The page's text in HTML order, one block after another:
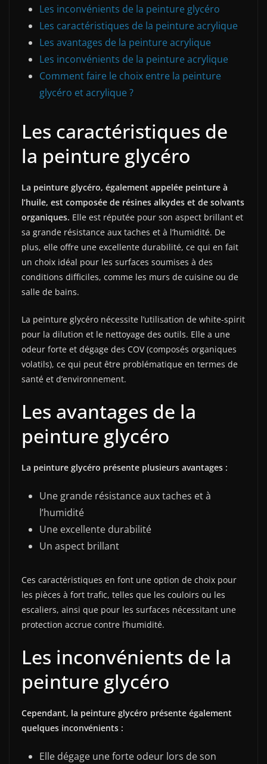
Les inconvénients de la peinture glycéro
Les caractéristiques de la peinture acrylique
Les avantages de la peinture acrylique
Les inconvénients de la peinture acrylique
Comment faire le choix entre la peinture
glycéro et acrylique ?
Les caractéristiques de
la peinture glycéro
La peinture glycéro, également appelée peinture à
l’huile, est composée de résines alkydes et de solvants
organiques. Elle est réputée pour son aspect brillant et
sa grande résistance aux taches et à l’humidité. De
plus, elle offre une excellente durabilité, ce qui en fait
un choix idéal pour les surfaces soumises à des
conditions difficiles, comme les murs de cuisine ou de
salle de bains.
La peinture glycéro nécessite l’utilisation de white-spirit
pour la dilution et le nettoyage des outils. Elle a une
odeur forte et dégage des COV (composés organiques
volatils), ce qui peut être problématique en termes de
santé et d’environnement.
Les avantages de la
peinture glycéro
La peinture glycéro présente plusieurs avantages :
Une grande résistance aux taches et à
l’humidité
Une excellente durabilité
Un aspect brillant
Ces caractéristiques en font une option de choix pour
les pièces à fort trafic, telles que les couloirs ou les
escaliers, ainsi que pour les surfaces nécessitant une
protection accrue contre l’humidité.
Les inconvénients de la
peinture glycéro
Cependant, la peinture glycéro présente également
quelques inconvénients :
Elle dégage une forte odeur lors de son